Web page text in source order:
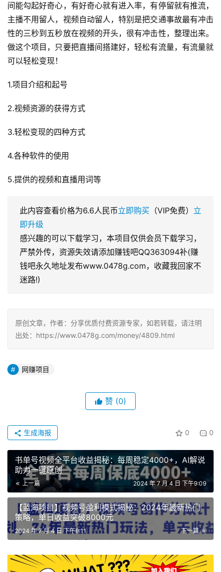
间能勾起好奇心，有好奇心就有进入率，有停留就有推流，
主播不用留人，视频自动留人，特别是把交通事故最有冲击
性的三秒到五秒放在视频的开头，很有冲击性，整理出来。
做这个项目，只要把直播间搭建好，轻松有流量，有流量就
可以轻松变现！
1.项目介绍和起号
2.视频资源的获得方式
3.轻松变现的四种方式
4.各种软件的使用
5.提供的视频和直播用词等
此内容查看价格为6.6人民币立即购买 （VIP免费） 立
即升级
感兴趣的可以下载学习，本项目仅供会员下载学习，
严禁外传，资源失效请添加赚钱吧QQ363094补(赚
钱吧永久地址发布www.0478g.com，收藏我回家不
迷路!)
原创文章，作者：分享优质付费资源专家，如若转载，请注明
出处：https://www.0478g.com/money/4809.html
网赚项目
赞 (0)
0 0
生成海报
书单号视频全平台收益揭秘：每周稳定4000+，AI解说
助力一键原创
上一篇 2024 年 7 月 4 日 下午9:09
【蓝海项目】视频号盈利模式揭秘：2024年最新热门
策略，单日收益突破8000元
下一篇
2024 年 7 月 4 日 下午9:11